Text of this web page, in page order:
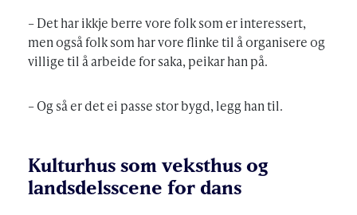
– Det har ikkje berre vore folk som er interessert,
men også folk som har vore flinke til å organisere og
villige til å arbeide for saka, peikar han på.
– Og så er det ei passe stor bygd, legg han til.
Kulturhus som veksthus og
landsdelsscene for dans